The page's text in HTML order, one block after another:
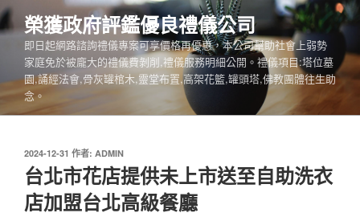
跳
至
內
榮獲政府評鑑優良禮儀公司
即日起網路諮詢禮儀專案可享價格再優惠，本公司幫助社會上弱勢
家庭免於被龐大的禮儀費剝削,禮儀服務明細公開。禮儀項目:塔位墓
園,誦經法會,骨灰罐棺木,靈堂布置,高架花籃,罐頭塔,佛教團體往生助
念。
發
佈
於
2024-12-31 作者: ADMIN
台北市花店提供未上市送至自助洗衣
店加盟台北高級餐廳